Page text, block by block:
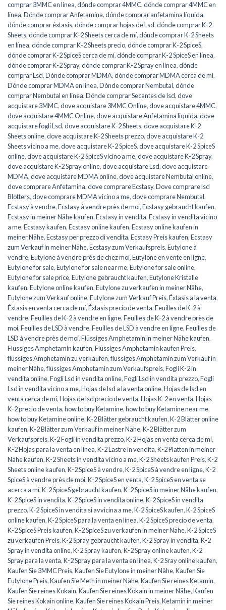
comprar 3MMC en línea,dónde comprar 4MMC,dónde comprar 4MMC en
línea,Dónde comprar Anfetamina,dónde comprar anfetamina líquida,
dónde comprar éxtasis,dónde comprar hojas de Lsd,dónde comprar K-2
Sheets,dónde comprar K-2 Sheets cerca de mí,dónde comprar K-2 Sheets
en línea,dónde comprar K-2 Sheets precio,dónde comprar K-2 SpiceS,
dónde comprar K-2 SpiceS cerca de mí,dónde comprar K-2 SpiceS en línea,
dónde comprar K-2 Spray,dónde comprar K-2 Spray en línea,dónde
comprar Lsd,Dónde comprar MDMA,dónde comprar MDMA cerca de mí,
Dónde comprar MDMA en línea,Dónde comprar Nembutal,dónde
comprar Nembutal en línea,Dónde comprar Secantes de lsd,dove
acquistare 3MMC,dove acquistare 3MMC Online,dove acquistare 4MMC,
dove acquistare 4MMC Online,dove acquistare Anfetamina liquida,dove
acquistare fogli Lsd,dove acquistare K-2 Sheets,dove acquistare K-2
Sheets online,dove acquistare K-2 Sheets prezzo,dove acquistare K-2
Sheets vicino a me,dove acquistare K-2 SpiceS,dove acquistare K-2 SpiceS
online,dove acquistare K-2 SpiceS vicino a me,dove acquistare K-2 Spray,
dove acquistare K-2 Spray online,dove acquistare Lsd,dove acquistare
MDMA,dove acquistare MDMA online,dove acquistare Nembutal online,
dove comprare Anfetamina,dove comprare Ecstasy,Dove comprare lsd
Blotters,dove comprare MDMA vicino a me,dove comprare Nembutal,
Ecstasy à vendre,Ecstasy à vendre près de moi,Ecstasy gebraucht kaufen,
Ecstasy in meiner Nähe kaufen,Ecstasy in vendita,Ecstasy in vendita vicino
a me,Ecstasy kaufen,Ecstasy online kaufen,Ecstasy online kaufen in
meiner Nähe,Ecstasy per prezzo di vendita,Ecstasy Preis kaufen,Ecstasy
zum Verkauf in meiner Nähe,Ecstasy zum Verkaufspreis,Eutylone à
vendre,Eutylone à vendre près de chez moi,Eutylone en vente en ligne,
Eutylone for sale,Eutylone for sale near me,Eutylone for sale online,
Eutylone for sale price,Eutylone gebraucht kaufen,Eutylone Kristalle
kaufen,Eutylone online kaufen,Eutylone zu verkaufen in meiner Nähe,
Eutylone zum Verkauf online,Eutylone zum Verkauf Preis,Éxtasis a la venta,
Éxtasis en venta cerca de mí,Éxtasis precio de venta,Feuilles de K-2 à
vendre,Feuilles de K-2 à vendre en ligne,Feuilles de K-2 à vendre près de
moi,Feuilles de LSD à vendre,Feuilles de LSD à vendre en ligne,Feuilles de
LSD à vendre près de moi,Flüssiges Amphetamin in meiner Nähe kaufen,
Flüssiges Amphetamin kaufen,Flüssiges Amphetamin kaufen Preis,
flüssiges Amphetamin zu verkaufen,flüssiges Amphetamin zum Verkauf in
meiner Nähe,flüssiges Amphetamin zum Verkaufspreis,Fogli K-2 in
vendita online,Fogli Lsd in vendita online,Fogli Lsd in vendita prezzo,Fogli
Lsd in vendita vicino a me,Hojas de lsd a la venta online,Hojas de lsd en
venta cerca de mí,Hojas de lsd precio de venta,Hojas K-2 en venta,Hojas
K-2 precio de venta,how to buy Ketamine,how to buy Ketamine near me,
how to buy Ketamine online,K-2 Blätter gebraucht kaufen,K-2 Blätter online
kaufen,K-2 Blätter zum Verkauf in meiner Nähe,K-2 Blätter zum
Verkaufspreis,K-2 Fogli in vendita prezzo,K-2 Hojas en venta cerca de mí,
K-2 Hojas para la venta en línea,K-2 Lastre in vendita,K-2 Platten in meiner
Nähe kaufen,K-2 Sheets in vendita vicino a me,K-2 Sheets kaufen Preis,K-2
Sheets online kaufen,K-2 SpiceS à vendre,K-2 SpiceS à vendre en ligne,K-2
SpiceS à vendre près de moi,K-2 SpiceS en venta,K-2 SpiceS en venta se
acerca a mí,K-2 SpiceS gebraucht kaufen,K-2 SpiceS in meiner Nähe kaufen,
K-2 SpiceS in vendita,K-2 SpiceS in vendita online,K-2 SpiceS in vendita
prezzo,K-2 SpiceS in vendita si avvicina a me,K-2 SpiceS kaufen,K-2 SpiceS
online kaufen,K-2 SpiceS para la venta en línea,K-2 SpiceS precio de venta,
K-2 SpiceS Preis kaufen,K-2 SpiceS zu verkaufen in meiner Nähe,K-2 SpiceS
zu verkaufen Preis,K-2 Spray gebraucht kaufen,K-2 Spray in vendita,K-2
Spray in vendita online,K-2 Spray kaufen,K-2 Spray online kaufen,K-2
Spray para la venta,K-2 Spray para la venta en línea,K-2 Sray online kaufen,
Kaufen Sie 3MMC Preis,Kaufen Sie Eutylone in meiner Nähe,Kaufen Sie
Eutylone Preis,Kaufen Sie Meth in meiner Nähe,Kaufen Sie reines Ketamin,
Kaufen Sie reines Kokain,Kaufen Sie reines Kokain in meiner Nähe,Kaufen
Sie reines Kokain online,Kaufen Sie reines Kokain Preis,Ketamin in meiner